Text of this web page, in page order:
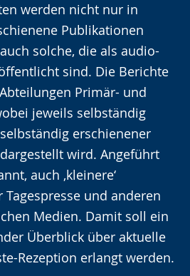
werden nicht nur in
Publikationen
solche, die als audio-
sind. Die Berichte
Primär- und
jeweils selbständig
erschienener
wird. Angeführt
auch ‚kleinere‘
und anderen
Medien. Damit soll ein
Überblick über aktuelle
Rezeption erlangt werden.